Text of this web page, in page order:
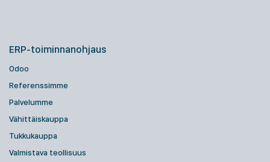
ERP-toiminnanohjaus
Odoo
Referenssimme
Palvelumme
Vähittäiskauppa
Tukkukauppa
Valmistava teollisuus